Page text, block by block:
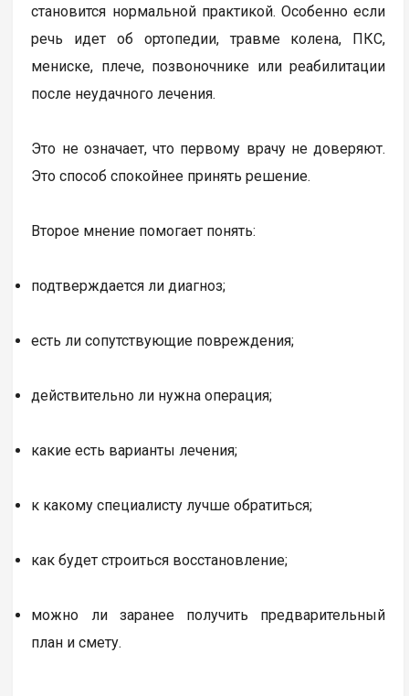
становится нормальной практикой. Особенно если
речь идет об ортопедии, травме колена, ПКС,
мениске, плече, позвоночнике или реабилитации
после неудачного лечения.
Это не означает, что первому врачу не доверяют.
Это способ спокойнее принять решение.
Второе мнение помогает понять:
подтверждается ли диагноз;
есть ли сопутствующие повреждения;
действительно ли нужна операция;
какие есть варианты лечения;
к какому специалисту лучше обратиться;
как будет строиться восстановление;
можно ли заранее получить предварительный
план и смету.